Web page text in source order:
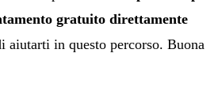
gratuito direttamente
aiutarti in questo percorso. Buona